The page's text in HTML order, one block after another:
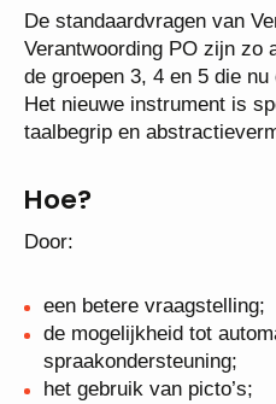
De standaardvragen van
Verantwoording PO zijn zo
de groepen 3, 4 en 5 die
Het nieuwe instrument is
taalbegrip en
Hoe?
Door:
een betere vraagstelling;
de mogelijkheid tot
spraakondersteuning;
het gebruik van picto’s;